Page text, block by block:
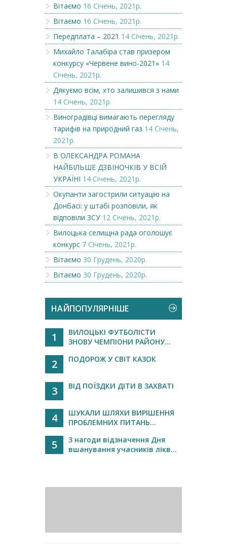
Вітаємо 16 Січень, 2021р.
Вітаємо 16 Січень, 2021р.
Передплата – 2021 14 Січень, 2021р.
Михайло Талабіра став призером
конкурсу «Червене вино-2021» 14
Січень, 2021р.
Дякуємо всім, хто залишився з нами
14 Січень, 2021р.
Виноградівці вимагають перегляду
тарифів на природний газ 14 Січень,
2021р.
В ОЛЕКСАНДРА РОМАНА
НАЙБІЛЬШЕ ДЗВІНОЧКІВ У ВСІЙ
УКРАЇНІ 14 Січень, 2021р.
Окупанти загострили ситуацію на
Донбасі: у штабі розповіли, як
відповіли ЗСУ 12 Січень, 2021р.
Вилоцька селищна рада оголошує
конкурс 7 Січень, 2021р.
Вітаємо 30 Грудень, 2020р.
Вітаємо 30 Грудень, 2020р.
НАЙПОПУЛЯРНІШЕ
1
ВИЛОЦЬКІ ФУТБОЛІСТИ
ЗНОВУ ЧЕМПІОНИ РАЙОНУ...
2 ПОДОРОЖ У СВІТ КАЗОК
3 ВІД ПОЇЗДКИ ДІТИ В ЗАХВАТІ
4
ШУКАЛИ ШЛЯХИ ВИРІШЕННЯ
ПРОБЛЕМНИХ ПИТАНЬ...
5
З нагоди відзначення Дня
вшанування учасників лікв...